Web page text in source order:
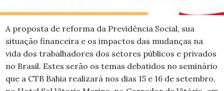
A proposta de reforma da Previdência Social, sua
situação financeira e os impactos das mudanças na
vida dos trabalhadores dos setores públicos e privados
no Brasil. Estes serão os temas debatidos no seminário
que a CTB Bahia realizará nos dias 15 e 16 de setembro,